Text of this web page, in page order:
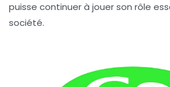
puisse continuer à jouer son rôle
société.